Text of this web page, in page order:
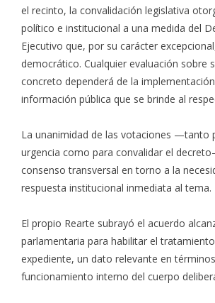
el recinto, la convalidación legislativa
político e institucional a una medida del
Ejecutivo que, por su carácter
democrático. Cualquier evaluación sobre
concreto dependerá de la
información pública que se brinde al
La unanimidad de las votaciones —tanto
urgencia como para convalidar el
consenso transversal en torno a la
respuesta institucional inmediata al tema.
El propio Rearte subrayó el acuerdo
parlamentaria para habilitar el
expediente, un dato relevante en
funcionamiento interno del cuerpo